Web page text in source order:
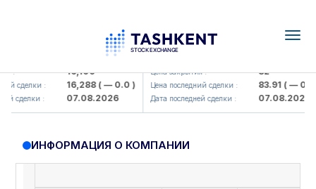
: 16,100
сделки : 16,288( — 0.0 )
сделки : 07.08.2026
KFSK (<Kafolat sug'urta
Цена закрытия : 82
Цена последний сделки : 83.91( — 0.0 )
Дата последней сделки : 07.08.2026
ИНФОРМАЦИЯ О КОМПАНИИ